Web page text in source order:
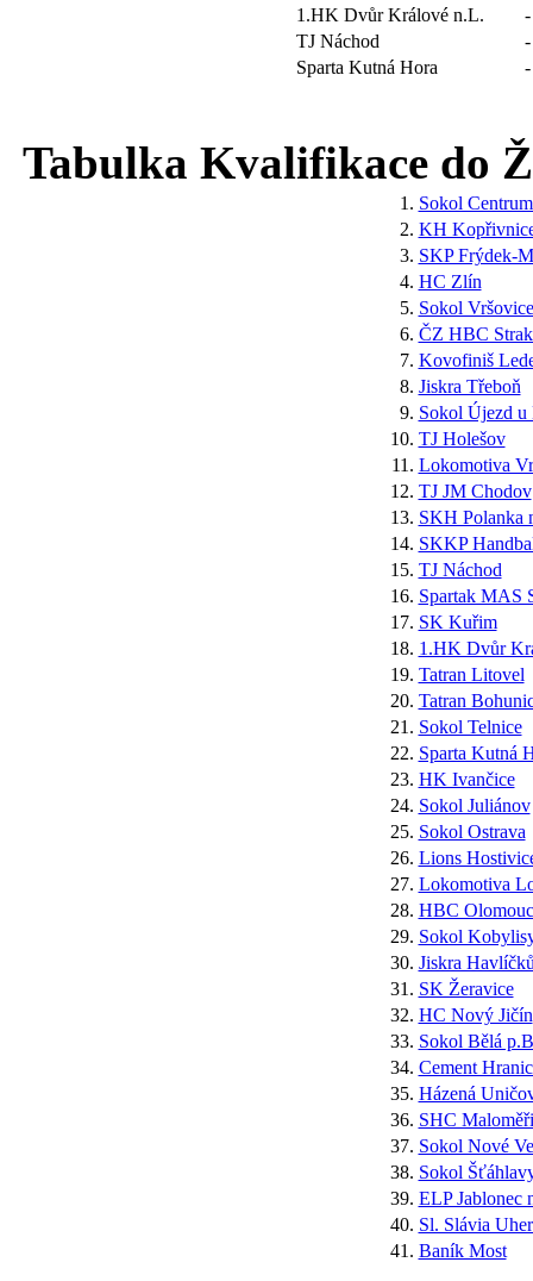
1.HK Dvůr Králové n.L.
TJ Náchod
Sparta Kutná Hora
Tabulka Kvalifikace do
1. Sokol
2. KH
3. SKP Frýdek-
4. HC Zlín
5. Sokol Vršovice
6. ČZ HBC
7. Kovofiniš
8. Jiskra Třeboň
9. Sokol Újezd u
10. TJ Holešov
11. Lokomotiva
12. TJ JM Chodov
13. SKH Polanka
14. SKKP
15. TJ Náchod
16. Spartak MAS
17. SK Kuřim
18. 1.HK Dvůr
19. Tatran Litovel
20. Tatran
21. Sokol Telnice
22. Sparta Kutná
23. HK Ivančice
24. Sokol Juliánov
25. Sokol Ostrava
26. Lions
27. Lokomotiva
28. HBC
29. Sokol
30. Jiskra
31. SK Žeravice
32. HC Nový Jičín
33. Sokol Bělá
34. Cement
35. Házená
36. SHC
37. Sokol Nové
38. Sokol
39. ELP Jablonec
40. Sl. Slávia
41. Baník Most